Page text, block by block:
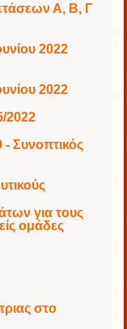
Α, Β, Γ
2022
2022
2022
- Συνοπτικός
για τους
ομάδες
στο